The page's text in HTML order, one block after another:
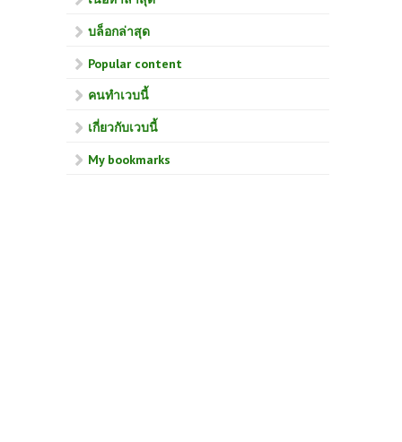
บล็อกล่าสุด
Popular content
คนทำเวบนี้
เกี่ยวกับเวบนี้
My bookmarks